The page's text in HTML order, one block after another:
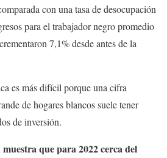
con una tasa de desocupación
para el trabajador negro promedio
7,1% desde antes de la
es más difícil porque una cifra
de hogares blancos suele tener
de inversión.
que para 2022 cerca del